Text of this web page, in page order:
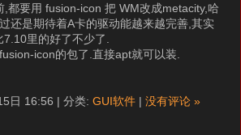
,都要用 fusion-icon 把 WM改成metacity,哈
还是期待着A卡的驱动能越来越完善,其实
里的好了不少了.
icon的包了.直接apt就可以装.
日 16:56 | 分类: GUI软件 | 没有评论 »